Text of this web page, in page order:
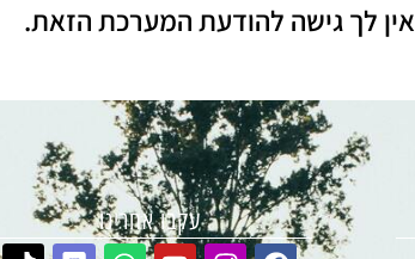
אין לך גישה להודעת המערכת הזאת.
עקבו אחרינו